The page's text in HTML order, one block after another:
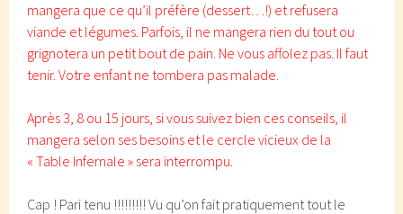
mangera que ce qu’il préfère (dessert…!) et refusera
viande et légumes. Parfois, il ne mangera rien du tout ou
grignotera un petit bout de pain. Ne vous affolez pas. Il faut
tenir. Votre enfant ne tombera pas malade.
Après 3, 8 ou 15 jours, si vous suivez bien ces conseils, il
mangera selon ses besoins et le cercle vicieux de la
« Table Infernale » sera interrompu.
Cap ! Pari tenu !!!!!!!!! Vu qu’on fait pratiquement tout le